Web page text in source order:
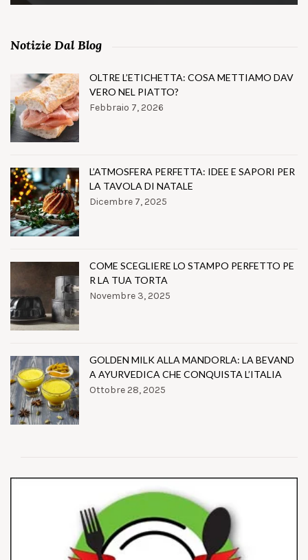
Notizie Dal Blog
OLTRE L’ETICHETTA: COSA METTIAMO DAV
VERO NEL PIATTO?
Febbraio 7, 2026
L’ATMOSFERA PERFETTA: IDEE E SAPORI PER
LA TAVOLA DI NATALE
Dicembre 7, 2025
COME SCEGLIERE LO STAMPO PERFETTO PE
R LA TUA TORTA
Novembre 3, 2025
GOLDEN MILK ALLA MANDORLA: LA BEVAND
A AYURVEDICA CHE CONQUISTA L’ITALIA
Ottobre 28, 2025